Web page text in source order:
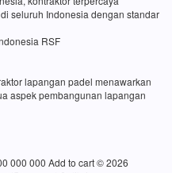
seluruh Indonesia dengan standar
RSF
lapangan padel menawarkan
aspek pembangunan lapangan
000 000 Add to cart © 2026